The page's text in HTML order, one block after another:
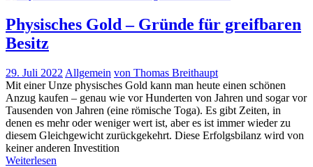
Physisches Gold – Gründe für greifbaren
Besitz
29. Juli 2022 Allgemein von Thomas Breithaupt
Mit einer Unze physisches Gold kann man heute einen schönen
Anzug kaufen – genau wie vor Hunderten von Jahren und sogar vor
Tausenden von Jahren (eine römische Toga). Es gibt Zeiten, in
denen es mehr oder weniger wert ist, aber es ist immer wieder zu
diesem Gleichgewicht zurückgekehrt. Diese Erfolgsbilanz wird von
keiner anderen Investition
Weiterlesen